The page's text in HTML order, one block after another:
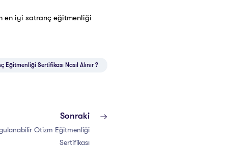
en iyi satranç eğitmenliği
Eğitmenliği Sertifikası Nasıl Alınır ?
Sonraki
Otizm Eğitmenliği
Sertifikası